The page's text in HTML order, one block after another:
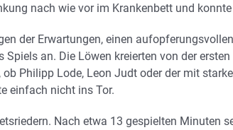
nach wie vor im Krankenbett und
der Erwartungen, einen
Spiels an. Die Löwen kreierten von der
ob Philipp Lode, Leon Judt oder der mit
einfach nicht ins Tor.
Nach etwa 13 gespielten Minuten